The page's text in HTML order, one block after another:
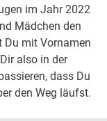
im Jahr 2022
Mädchen den
Du mit Vornamen
also in der
dass Du
den Weg läufst.